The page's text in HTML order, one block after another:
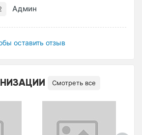
Админ
оставить отзыв
Смотреть все